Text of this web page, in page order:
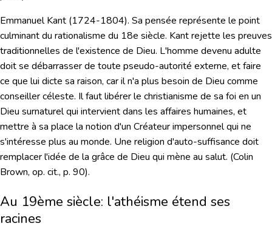
Emmanuel Kant (1724-1804). Sa pensée représente le point
culminant du rationalisme du 18e siècle. Kant rejette les preuves
traditionnelles de l'existence de Dieu. L'homme devenu adulte
doit se débarrasser de toute pseudo-autorité externe, et faire
ce que lui dicte sa raison, car il n'a plus besoin de Dieu comme
conseiller céleste. Il faut libérer le christianisme de sa foi en un
Dieu surnaturel qui intervient dans les affaires humaines, et
mettre à sa place la notion d'un Créateur impersonnel qui ne
s'intéresse plus au monde. Une religion d'auto-suffisance doit
remplacer l'idée de la grâce de Dieu qui mène au salut. (Colin
Brown, op. cit., p. 90).
Au 19ème siècle: l'athéisme étend ses
racines